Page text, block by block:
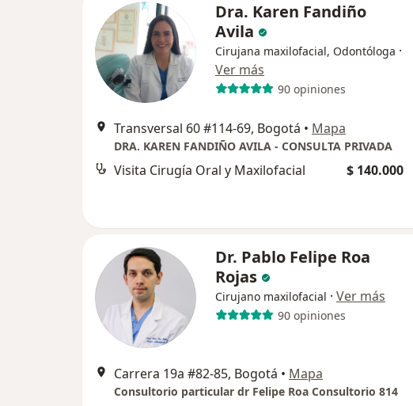
Dra. Karen Fandiño
Avila
Cirujana maxilofacial, Odontóloga ·
Ver más
90 opiniones
Transversal 60 #114-69, Bogotá • Mapa
DRA. KAREN FANDIÑO AVILA - CONSULTA PRIVADA
Visita Cirugía Oral y Maxilofacial $ 140.000
Dr. Pablo Felipe Roa
Rojas
Cirujano maxilofacial · Ver más
90 opiniones
Carrera 19a #82-85, Bogotá • Mapa
Consultorio particular dr Felipe Roa Consultorio 814